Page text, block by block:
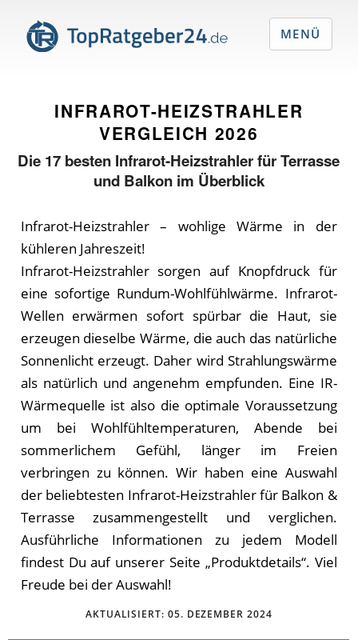
INFRAROT-HEIZSTRAHLER
VERGLEICH 2026
Die 17 besten Infrarot-Heizstrahler für Terrasse
und Balkon im Überblick
Infrarot-Heizstrahler – wohlige Wärme in der
kühleren Jahreszeit!
Infrarot-Heizstrahler sorgen auf Knopfdruck für
eine sofortige Rundum-Wohlfühlwärme. Infrarot-
Wellen erwärmen sofort spürbar die Haut, sie
erzeugen dieselbe Wärme, die auch das natürliche
Sonnenlicht erzeugt. Daher wird Strahlungswärme
als natürlich und angenehm empfunden. Eine IR-
Wärmequelle ist also die optimale Voraussetzung
um bei Wohlfühltemperaturen, Abende bei
sommerlichem Gefühl, länger im Freien
verbringen zu können. Wir haben eine Auswahl
der beliebtesten Infrarot-Heizstrahler für Balkon &
Terrasse zusammengestellt und verglichen.
Aus­führ­li­che In­for­ma­tio­nen zu je­dem Mo­dell
fin­dest Du auf un­se­rer Sei­te „Pro­dukt­de­tails“. Viel
Freude bei der Auswahl!
AKTUALISIERT: 05. DEZEMBER 2024
MENÜ